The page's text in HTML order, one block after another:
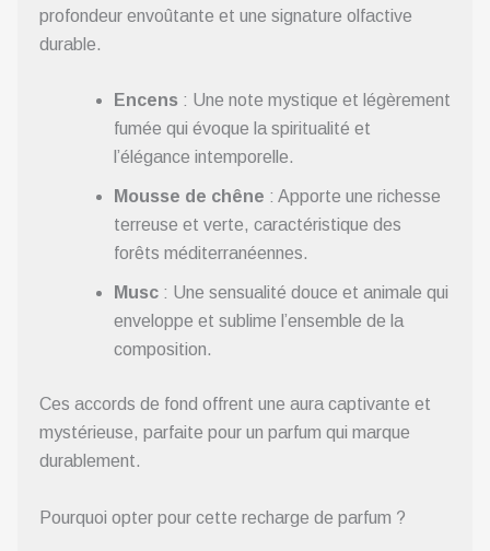
profondeur envoûtante et une signature olfactive
durable.
Encens : Une note mystique et légèrement
fumée qui évoque la spiritualité et
l’élégance intemporelle.
Mousse de chêne : Apporte une richesse
terreuse et verte, caractéristique des
forêts méditerranéennes.
Musc : Une sensualité douce et animale qui
enveloppe et sublime l’ensemble de la
composition.
Ces accords de fond offrent une aura captivante et
mystérieuse, parfaite pour un parfum qui marque
durablement.
Pourquoi opter pour cette recharge de parfum ?